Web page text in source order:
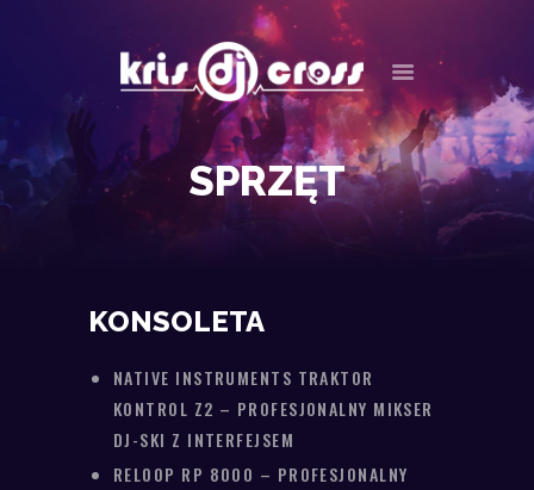
SPRZĘT
HOME
O MNIE
OFERTA
GALERIA
SPRZĘT
OPINIE
KONTAKT
KONSOLETA
NATIVE INSTRUMENTS TRAKTOR
KONTROL Z2 – PROFESJONALNY MIKSER
DJ-SKI Z INTERFEJSEM
RELOOP RP 8000 – PROFESJONALNY